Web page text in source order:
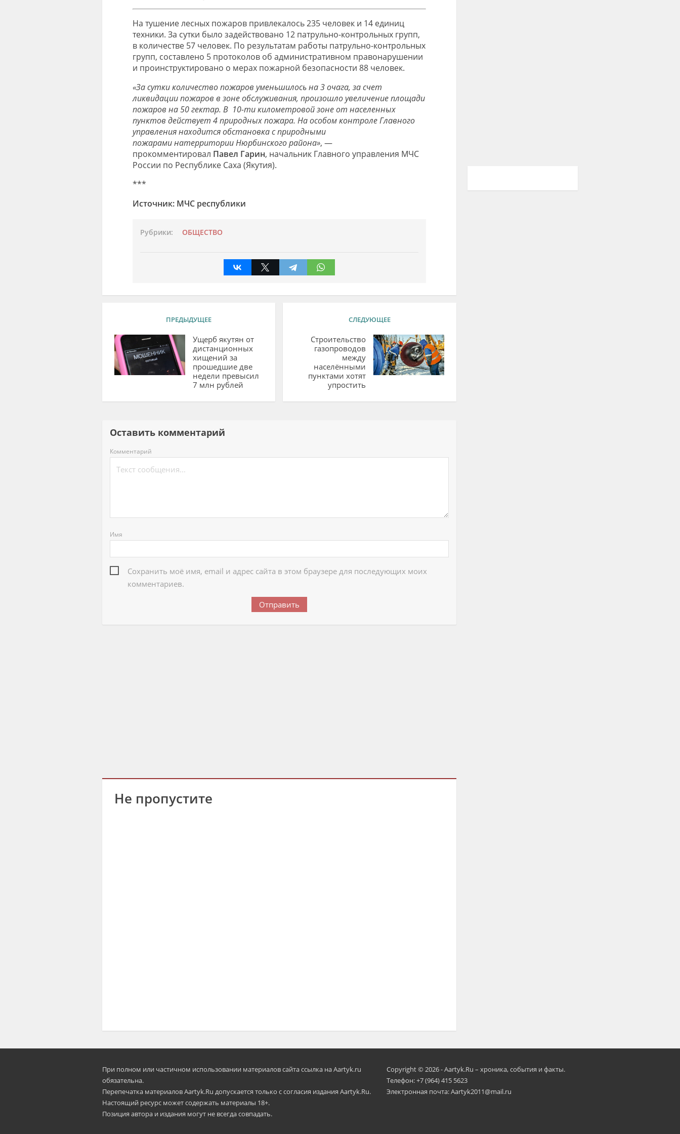
На тушение лесных пожаров привлекалось 235 человек и 14 единиц
техники. За сутки было задействовано 12 патрульно-контрольных групп,
в количестве 57 человек. По результатам работы патрульно-контрольных
групп, составлено 5 протоколов об административном правонарушении
и проинструктировано о мерах пожарной безопасности 88 человек.
«За суткиколичество пожаров уменьшилось на 3 очага, за счет
ликвидации пожаров в зоне обслуживания, произошло увеличение площади
пожаров на 50 гектар. В 10-ти километровойзоне от населенных
пунктов действует 4 природных пожара. На особом контроле Главного
управления находится обстановка с природными
пожараминатерритории Нюрбинскогорайона», —
прокомментировал Павел Гарин, начальник Главного управления МЧС
России по Республике Саха (Якутия).
***
Источник: МЧС республики
Рубрики: ОБЩЕСТВО
ПРЕДЫДУЩЕЕ
Ущерб якутян от
дистанционных
хищений за
прошедшие две
недели превысил
7 млн рублей
СЛЕДУЮЩЕЕ
Строительство
газопроводов
между
населёнными
пунктами хотят
упростить
Оставить комментарий
Комментарий
Имя
Сохранить моё имя, email и адрес сайта в этом браузере для последующих моих
комментариев.
Не пропустите
При полном или частичном использовании материалов сайта ссылка на Aartyk.ru
oбязательна.
Перепечатка материалов Aartyk.Ru допускается только с согласия издания Aartyk.Ru.
Настоящий ресурс может содержать материалы 18+.
Позиция автора и издания могут не всегда совпадать.
Copyright © 2026 - Aartyk.Ru – хроника, события и факты.
Телефон: +7 (964) 415 5623
Электронная почта: Aartyk2011@mail.ru